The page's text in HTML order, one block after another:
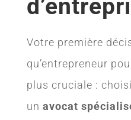
Votre première
qu’entrepreneur
plus cruciale :
un avocat